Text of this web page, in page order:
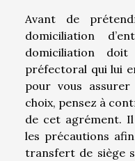
Avant de
domiciliation
domiciliation doit
préfectoral qui lui
pour vous
choix, pensez à
de cet agrément.
les précautions
transfert de siège